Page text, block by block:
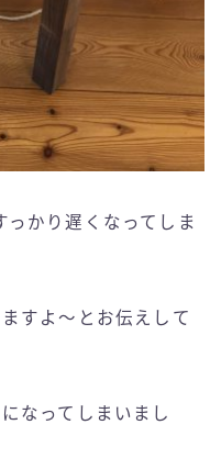
かり遅くなってしま
すよ〜とお伝えして
なってしまいまし